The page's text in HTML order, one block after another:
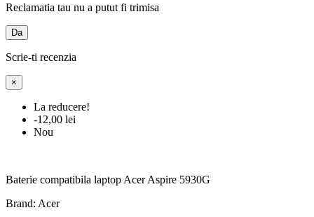
Reclamatia tau nu a putut fi trimisa
Da
Scrie-ti recenzia
×
La reducere!
-12,00 lei
Nou
Baterie compatibila laptop Acer Aspire 5930G
Brand: Acer